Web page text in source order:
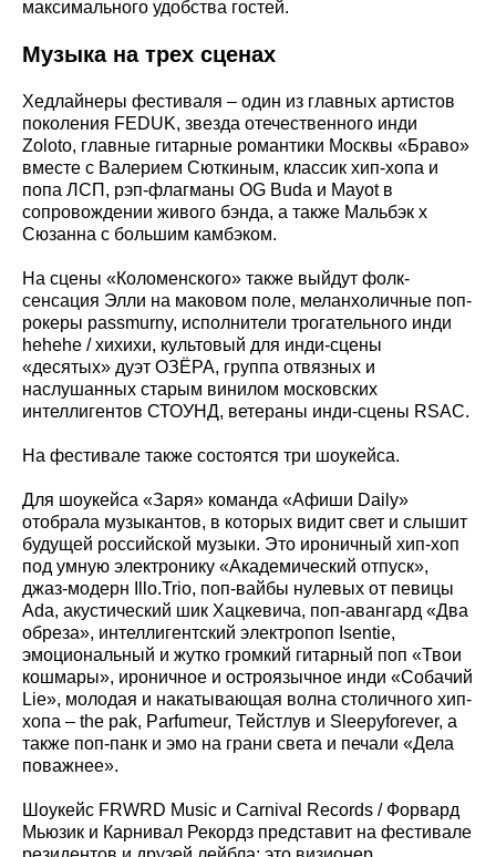
максимального удобства гостей.
Музыка на трех сценах
Хедлайнеры фестиваля – один из главных артистов
поколения FEDUK, звезда отечественного инди
Zoloto, главные гитарные романтики Москвы «Браво»
вместе с Валерием Сюткиным, классик хип-хопа и
попа ЛСП, рэп-флагманы OG Buda и Mayot в
сопровождении живого бэнда, а также Мальбэк х
Сюзанна с большим камбэком.
На сцены «Коломенского» также выйдут фолк-
сенсация Элли на маковом поле, меланхоличные поп-
рокеры passmurny, исполнители трогательного инди
hehehe / хихихи, культовый для инди-сцены
«десятых» дуэт ОЗЁРА, группа отвязных и
наслушанных старым винилом московских
интеллигентов СТОУНД, ветераны инди-сцены RSAC.
На фестивале также состоятся три шоукейса.
Для шоукейса «Заря» команда «Афиши Daily»
отобрала музыкантов, в которых видит свет и слышит
будущей российской музыки. Это ироничный хип-хоп
под умную электронику «Академический отпуск»,
джаз-модерн Illo.Trio, поп-вайбы нулевых от певицы
Ada, акустический шик Хацкевича, поп-авангард «Два
обреза», интеллигентский электропоп Isentie,
эмоциональный и жутко громкий гитарный поп «Твои
кошмары», ироничное и остроязычное инди «Собачий
Lie», молодая и накатывающая волна столичного хип-
хопа – the pak, Parfumeur, Тейстлув и Sleepyforever, а
также поп-панк и эмо на грани света и печали «Дела
поважнее».
Шоукейс FRWRD Music и Carnival Records / Форвард
Мьюзик и Карнивал Рекордз представит на фестивале